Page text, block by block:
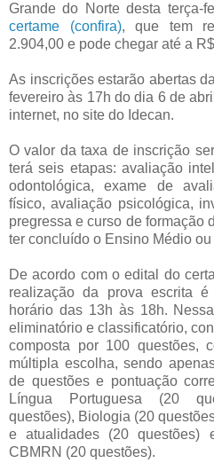
Grande do Norte desta terça-
certame (confira), que tem
2.904,00 e pode chegar até a
As inscrições estarão abertas
fevereiro às 17h do dia 6 de
internet, no site do Idecan.
O valor da taxa de inscrição
terá seis etapas: avaliação
odontológica, exame de
físico, avaliação psicológica,
pregressa e curso de formação
ter concluído o Ensino Médio
De acordo com o edital do
realização da prova escrita
horário das 13h às 18h.
eliminatório e classificatório,
composta por 100 questões,
múltipla escolha, sendo
de questões e pontuação
Língua Portuguesa (20
questões), Biologia (20
e atualidades (20 questões)
CBMRN (20 questões).